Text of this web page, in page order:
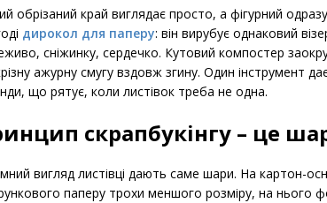
обрізаний край виглядає просто, а фігурний
дирокол для паперу: він вирубує однаковий
сніжинку, сердечко. Кутовий компостер
ажурну смугу вздовж згину. Один інструмент
що рятує, коли листівок треба не одна.
скрапбукінгу – це
вигляд листівці дають саме шари. На картон-
паперу трохи меншого розміру, на нього